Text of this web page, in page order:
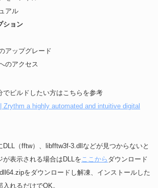
アル
ション
アップグレード
のアクセス
でビルドしたい方はこちらを参考
Zrythm a highly automated and intuitive digital
DLL（fftw）、libfftw3f-3.dllなどが見つからないと
が表示される場合はDLLをここから ダウンロード
をダウンロードし解凍、インストールした
れるだけでOK。